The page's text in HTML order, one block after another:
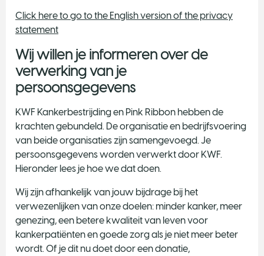
Click here to go to the English version of the privacy
statement
Wij willen je informeren over de
verwerking van je
persoonsgegevens
KWF Kankerbestrijding en Pink Ribbon hebben de
krachten gebundeld. De organisatie en bedrijfsvoering
van beide organisaties zijn samengevoegd. Je
persoonsgegevens worden verwerkt door KWF.
Hieronder lees je hoe we dat doen.
Wij zijn afhankelijk van jouw bijdrage bij het
verwezenlijken van onze doelen: minder kanker, meer
genezing, een betere kwaliteit van leven voor
kankerpatiënten en goede zorg als je niet meer beter
wordt. Of je dit nu doet door een donatie,